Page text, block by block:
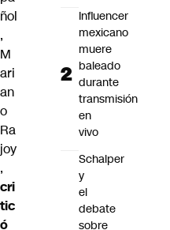
ñol
,
M
ari
an
o
Ra
joy
,
cri
tic
ó
Influencer
mexicano
muere
baleado
durante
transmisión
en
vivo
Schalper
y
el
debate
sobre